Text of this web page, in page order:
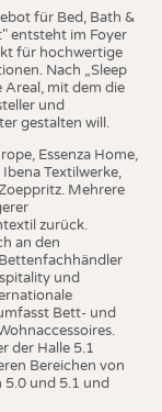
für Bed, Bath &
entsteht im Foyer
für hochwertige
Nach „Sleep
Areal, mit dem die
und
gestalten will.
Essenza Home,
Textilwerke,
Mehrere
zurück.
an den
und
Bett- und
der Halle 5.1
Bereichen von
5.0 und 5.1 und